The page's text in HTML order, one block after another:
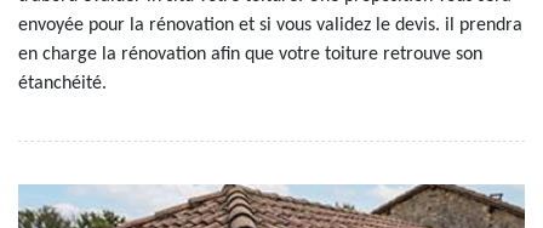
envoyée pour la rénovation et si vous validez le devis. il prendra
en charge la rénovation afin que votre toiture retrouve son
étanchéité.